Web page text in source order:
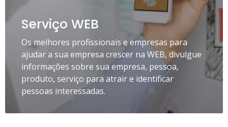
Serviço WEB
Os melhores profissionais e empresas para
ajudar a sua empresa crescer na WEB, divulgue
informações sobre sua empresa, pessoa,
produto, serviço para atrair e identificar
pessoas interessadas.